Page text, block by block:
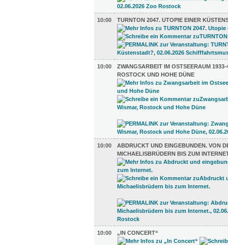
10:00 TURNTON 2047. UTOPIE EINER
10:00
ZWANGSARBEIT IM OSTSEERAUM 1933-
ROSTOCK UND HOHE DÜNE
10:00
ABDRUCKT UND EINGEBUNDEN. VON
MICHAELISBRÜDERN BIS ZUM
10:00 „IN CONCERT“